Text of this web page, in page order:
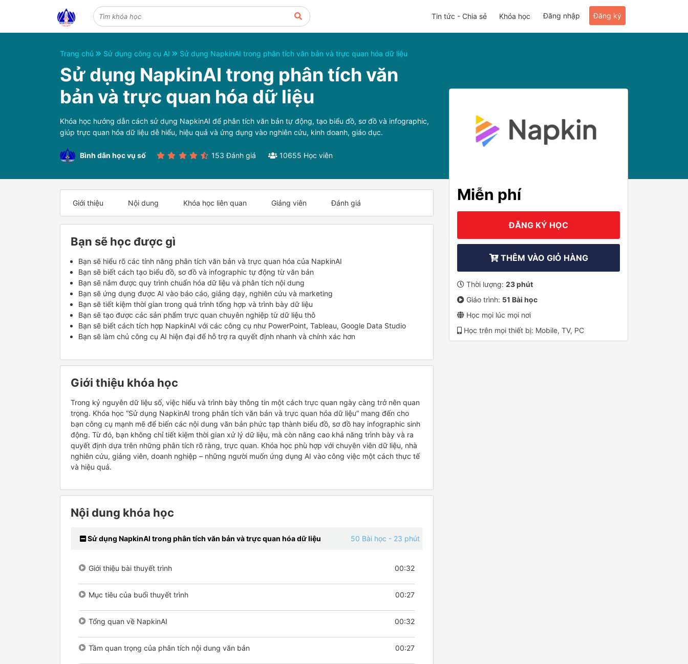
Tin tức - Chia sẻ Khóa học Đăng nhập Đăng ký
Trang chủ Sử dụng công cụ AI Sử dụng NapkinAI trong phân tích văn bản và trực quan hóa dữ liệu
Sử dụng NapkinAI trong phân tích văn
bản và trực quan hóa dữ liệu
Khóa học hướng dẫn cách sử dụng NapkinAI để phân tích văn bản tự động, tạo biểu đồ, sơ đồ và infographic,
giúp trực quan hóa dữ liệu dễ hiểu, hiệu quả và ứng dụng vào nghiên cứu, kinh doanh, giáo dục.
Bình dân học vụ số 153 Đánh giá 10655 Học viên
Giới thiệu Nội dung Khóa học liên quan Giảng viên Đánh giá
Bạn sẽ học được gì
Bạn sẽ hiểu rõ các tính năng phân tích văn bản và trực quan hóa của NapkinAI
Bạn sẽ biết cách tạo biểu đồ, sơ đồ và infographic tự động từ văn bản
Bạn sẽ nắm được quy trình chuẩn hóa dữ liệu và phân tích nội dung
Bạn sẽ ứng dụng được AI vào báo cáo, giảng dạy, nghiên cứu và marketing
Bạn sẽ tiết kiệm thời gian trong quá trình tổng hợp và trình bày dữ liệu
Bạn sẽ tạo được các sản phẩm trực quan chuyên nghiệp từ dữ liệu thô
Bạn sẽ biết cách tích hợp NapkinAI với các công cụ như PowerPoint, Tableau, Google Data Studio
Bạn sẽ làm chủ công cụ AI hiện đại để hỗ trợ ra quyết định nhanh và chính xác hơn
Giới thiệu khóa học
Trong kỷ nguyên dữ liệu số, việc hiểu và trình bày thông tin một cách trực quan ngày càng trở nên quan
trọng. Khóa học “Sử dụng NapkinAI trong phân tích văn bản và trực quan hóa dữ liệu” mang đến cho
bạn công cụ mạnh mẽ để biến các nội dung văn bản phức tạp thành biểu đồ, sơ đồ hay infographic sinh
động. Từ đó, bạn không chỉ tiết kiệm thời gian xử lý dữ liệu, mà còn nâng cao khả năng trình bày và ra
quyết định dựa trên những phân tích rõ ràng, trực quan. Khóa học phù hợp với chuyên viên dữ liệu, nhà
nghiên cứu, giảng viên, doanh nghiệp – những người muốn ứng dụng AI vào công việc một cách thực tế
và hiệu quả.
Nội dung khóa học
Sử dụng NapkinAI trong phân tích văn bản và trực quan hóa dữ liệu 50 Bài học - 23 phút
Giới thiệu bài thuyết trình 00:32
Mục tiêu của buổi thuyết trình 00:27
Tổng quan về NapkinAI 00:32
Tầm quan trọng của phân tích nội dung văn bản 00:27
Miễn phí
ĐĂNG KÝ HỌC
THÊM VÀO GIỎ HÀNG
Thời lượng: 23 phút
Giáo trình: 51 Bài học
Học mọi lúc mọi nơi
Học trên mọi thiết bị: Mobile, TV, PC